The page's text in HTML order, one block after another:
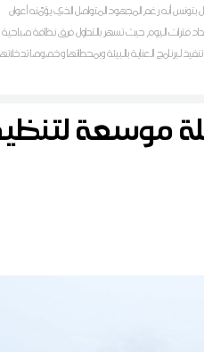
بتونس أنه رغم المجهود المتواصل الذي يؤمّنه أعوان
فترات اليوم حيث تسهر بالتداول فرق نظافة صباحية
لبرنامج العناية بالبيئة وبمحطاتها وخصوصا
عرضة للاعتداءات من قبل المتساكنين وأصحاب
المجاورين لهذه الفضاءاتموسعة